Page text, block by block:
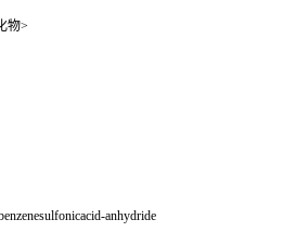
物>
anhydride